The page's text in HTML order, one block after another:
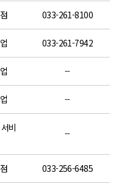
033-261-8100
033-261-7942
--
--
비
--
033-256-6485